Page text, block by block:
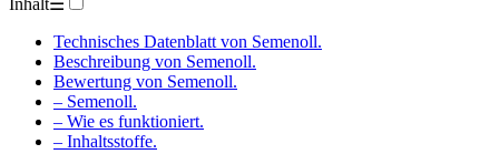
Technisches Datenblatt von Semenoll.
Beschreibung von Semenoll.
Bewertung von Semenoll.
– Semenoll.
– Wie es funktioniert.
– Inhaltsstoffe.